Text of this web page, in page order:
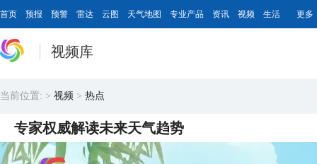
首页 预报 预警 雷达 云图 天气地图 专业产品 资讯 视频 生活 更多
视频库
当前位置: > 视频 > 热点
专家权威解读未来天气趋势